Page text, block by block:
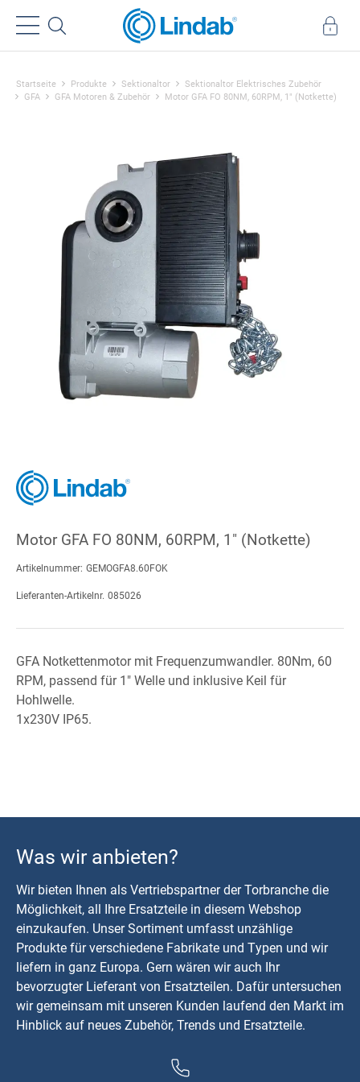
Startseite Produkte Sektionaltor
Sektionaltor Elektrisches Zubehör
GFA
GFA Motoren & Zubehör Motor GFA FO 80NM, 60RPM, 1" (Notkette)
Motor GFA FO 80NM, 60RPM, 1" (Notkette)
Artikelnummer: GEMOGFA8.60FOK
Lieferanten-Artikelnr. 085026
GFA Notkettenmotor mit Frequenzumwandler. 80Nm, 60
RPM, passend für 1" Welle und inklusive Keil für
Hohlwelle.
1x230V IP65.
Was wir anbieten?
Wir bieten Ihnen als Vertriebspartner der Torbranche die
Möglichkeit, all Ihre Ersatzteile in diesem Webshop
einzukaufen. Unser Sortiment umfasst unzählige
Produkte für verschiedene Fabrikate und Typen und wir
liefern in ganz Europa. Gern wären wir auch Ihr
bevorzugter Lieferant von Ersatzteilen. Dafür untersuchen
wir gemeinsam mit unseren Kunden laufend den Markt im
Hinblick auf neues Zubehör, Trends und Ersatzteile.